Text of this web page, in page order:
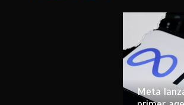
Meta